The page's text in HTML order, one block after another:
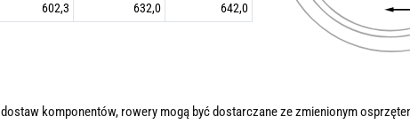
602,3 632,0 642,0
komponentów, rowery mogą być dostarczane ze zmienionym